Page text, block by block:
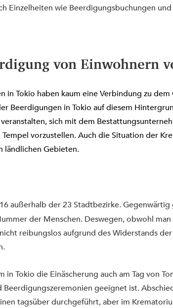
Einzelheiten wie Beerdigungsbuchungen und
von Einwohnern
in Tokio haben kaum eine Verbindung zu dem
Beerdigungen in Tokio auf diesem
sich mit dem
vorzustellen. Auch die Situation der
ländlichen Gebieten.
außerhalb der 23 Stadtbezirke. Gegenwärtig
der Menschen. Deswegen, obwohl man
reibungslos aufgrund des Widerstands
Tokio die Einäscherung auch am Tag von
geeignet ist.
tagsüber durchgeführt, aber im